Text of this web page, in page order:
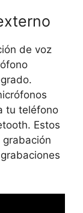
de voz
tu teléfono
Estos